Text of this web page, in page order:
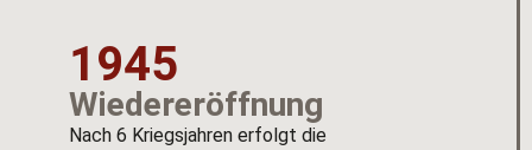
1945
Wiedereröffnung
Nach 6 Kriegsjahren erfolgt die